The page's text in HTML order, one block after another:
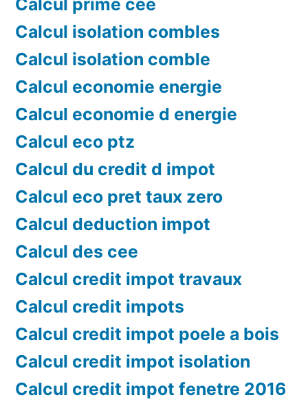
Calcul isolation combles
Calcul isolation comble
Calcul economie energie
Calcul economie d energie
Calcul eco ptz
Calcul du credit d impot
Calcul eco pret taux zero
Calcul deduction impot
Calcul des cee
Calcul credit impot travaux
Calcul credit impots
Calcul credit impot poele a bois
Calcul credit impot isolation
Calcul credit impot fenetre 2016